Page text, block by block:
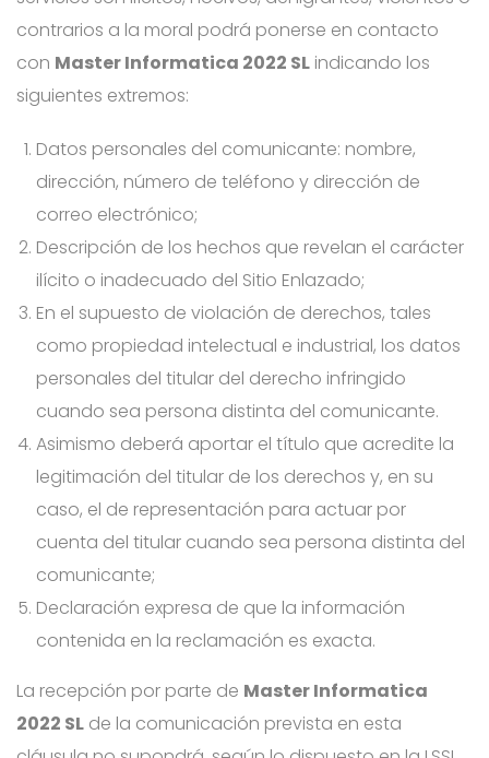
contrarios a la moral podrá ponerse en contacto
con Master Informatica 2022 SL indicando los
siguientes extremos:
Datos personales del comunicante: nombre,
dirección, número de teléfono y dirección de
correo electrónico;
Descripción de los hechos que revelan el carácter
ilícito o inadecuado del Sitio Enlazado;
En el supuesto de violación de derechos, tales
como propiedad intelectual e industrial, los datos
personales del titular del derecho infringido
cuando sea persona distinta del comunicante.
Asimismo deberá aportar el título que acredite la
legitimación del titular de los derechos y, en su
caso, el de representación para actuar por
cuenta del titular cuando sea persona distinta del
comunicante;
Declaración expresa de que la información
contenida en la reclamación es exacta.
La recepción por parte de Master Informatica
2022 SL de la comunicación prevista en esta